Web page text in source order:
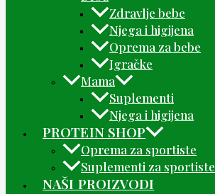
Zdravlje bebe
Njega i higijena
Oprema za bebe
Igračke
Mama
Suplementi
Njega i higijena
PROTEIN SHOP
Oprema za sportiste
Suplementi za sportiste
NAŠI PROIZVODI